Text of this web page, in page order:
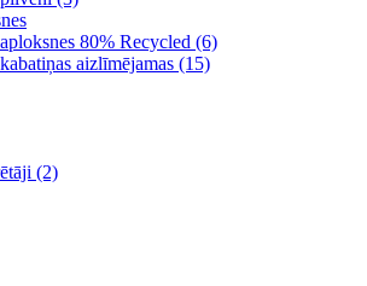
80% Recycled (6)
aizlīmējamas (15)
(2)